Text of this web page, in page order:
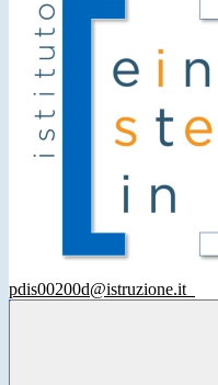
pdis00200d@istruzione.it